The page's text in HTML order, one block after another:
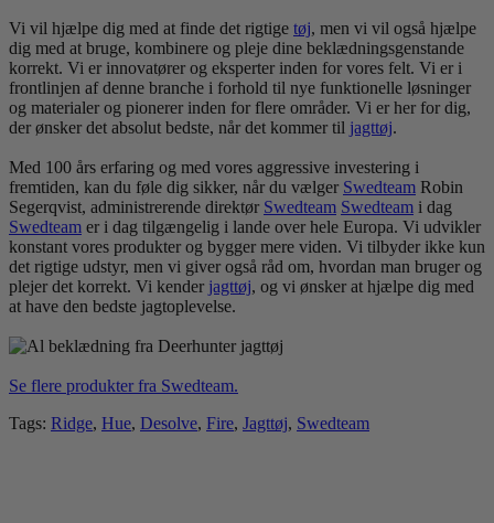
Vi vil hjælpe dig med at finde det rigtige tøj, men vi vil også hjælpe
dig med at bruge, kombinere og pleje dine beklædningsgenstande
korrekt. Vi er innovatører og eksperter inden for vores felt. Vi er i
frontlinjen af ​​denne branche i forhold til nye funktionelle løsninger
og materialer og pionerer inden for flere områder. Vi er her for dig,
der ønsker det absolut bedste, når det kommer til jagttøj.
Med 100 års erfaring og med vores aggressive investering i
fremtiden, kan du føle dig sikker, når du vælger Swedteam Robin
Segerqvist, administrerende direktør Swedteam Swedteam i dag
Swedteam er i dag tilgængelig i lande over hele Europa. Vi udvikler
konstant vores produkter og bygger mere viden. Vi tilbyder ikke kun
det rigtige udstyr, men vi giver også råd om, hvordan man bruger og
plejer det korrekt. Vi kender jagttøj, og vi ønsker at hjælpe dig med
at have den bedste jagtoplevelse.
Se flere produkter fra Swedteam.
Tags: Ridge, Hue, Desolve, Fire, Jagttøj, Swedteam